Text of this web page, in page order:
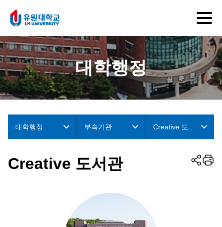
대학행정
대학행정 부속기관
Creative 도서
Creative 도서관